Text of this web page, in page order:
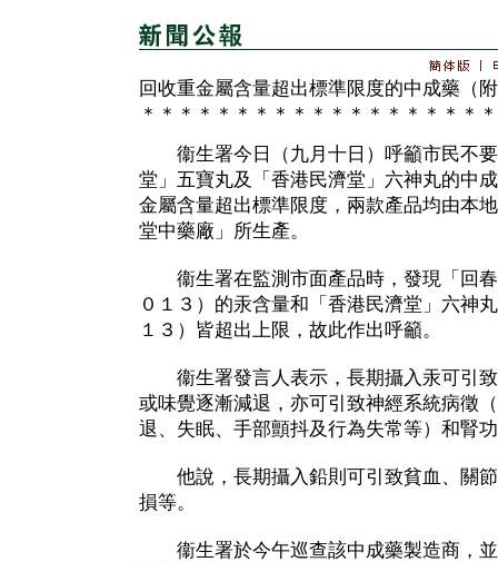
回收重金屬含量超出標準限度的中成藥（
＊＊＊＊＊＊＊＊＊＊＊＊＊＊＊＊＊＊
衞生署今日（九月十日）呼籲市民不要
堂」五寶丸及「香港民濟堂」六神丸的中
金屬含量超出標準限度，兩款產品均由本
堂中藥廠」所生產。
衞生署在監測市面產品時，發現「回春
０１３）的汞含量和「香港民濟堂」六神
１３）皆超出上限，故此作出呼籲。
衞生署發言人表示，長期攝入汞可引致
或味覺逐漸減退，亦可引致神經系統病徵
退、失眠、手部顫抖及行為失常等）和腎
他說，長期攝入鉛則可引致貧血、關節
損等。
衞生署於今午巡查該中成藥製造商，並